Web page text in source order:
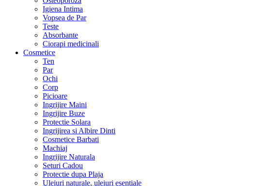
Igiena Intima
Vopsea de Par
Teste
Absorbante
Ciorapi medicinali
Cosmetice
Ten
Par
Ochi
Corp
Picioare
Ingrijire Maini
Ingrijire Buze
Protectie Solara
Ingrijirea si Albire Dinti
Cosmetice Barbati
Machiaj
Ingrijire Naturala
Seturi Cadou
Protectie dupa Plaja
Uleiuri naturale, uleiuri esentiale